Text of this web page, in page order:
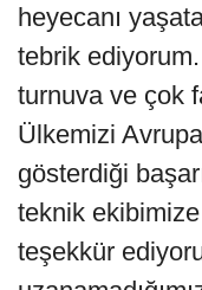
heyecanı
tebrik
turnuva ve çok
Ülkemizi
gösterdiği
teknik ekibimize
teşekkür